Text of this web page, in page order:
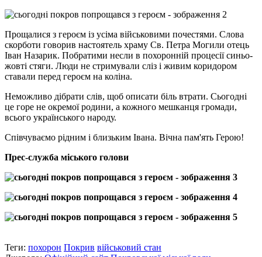
Прощалися з героєм із усіма військовими почестями. Слова
скорботи говорив настоятель храму Св. Петра Могили отець
Іван Назарик. Побратими несли в похоронній процесії синьо-
жовті стяги. Люди не стримували сліз і живим коридором
ставали перед героєм на коліна.
Неможливо дібрати слів, щоб описати біль втрати. Сьогодні
це горе не окремої родини, а кожного мешканця громади,
всього українського народу.
Співчуваємо рідним і близьким Івана. Вічна пам'ять Герою!
Прес-служба міського голови
Теги: похорон Покрив військовий стан